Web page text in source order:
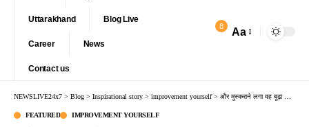
Uttarakhand Blog Live
Career News
Contact us
8 Aa
NEWSLIVE24x7 > Blog > Inspirational story > improvement yourself> और मुस्कराने लगा वह बूढ़ा आदमी
FEATURED IMPROVEMENT YOURSELF